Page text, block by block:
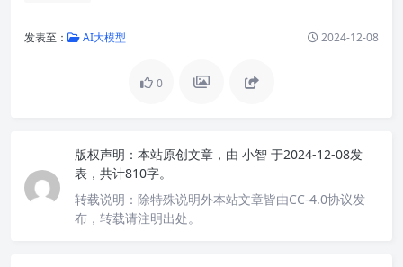
发表至： AI大模型 2024-12-08
0
版权声明： 本站原创文章，由 小智 于2024-12-08发
表，共计810字。
转载说明： 除特殊说明外本站文章皆由CC-4.0协议发
布，转载请注明出处。